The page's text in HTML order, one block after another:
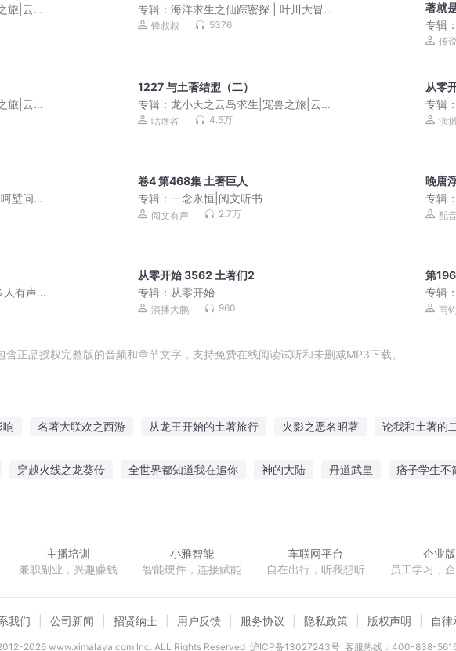
旅|云岛
专辑：海洋求生之仙踪密探 | 叶川大冒
险 | 锋叔叔
锋叔叔 5376
著就
专辑：
修仙
传
旅|云岛
1227 与土著结盟（二）
专辑：龙小天之云岛求生|宠兽之旅|云岛
冒险|积极努力
咕噜谷 4.5万
从零
专辑：
演
壁问天
卷4 第468集 土著巨人
专辑：一念永恒|阅文听书
阅文有声 2.7万
晚唐
专辑
世求
配
人有声
从零开始 3562 土著们2
专辑： 从零开始
演播大鹏 960
第
专辑
雨
正品授权完整版的音频和章节文字，支持免费在线阅读试听和未删减MP3下载。
响 名著大联欢之西游 从龙王开始的土著旅行 火影之恶名昭著 论我和土著的
穿越火线之龙葵传 全世界都知道我在追你 神的大陆 丹道武皇 痞子学生不
主播培训
兼职副业，兴趣赚钱
小雅智能
智能硬件，连接赋能
车联网平台
自在出行，听我想听
企业版
员工学习，
我们 公司新闻 招贤纳士 用户反馈 服务协议 隐私政策 版权声明 自
2026www.ximalaya.com lnc. ALL Rights Reserved 沪ICP备13027243号 客服热线：400-838-